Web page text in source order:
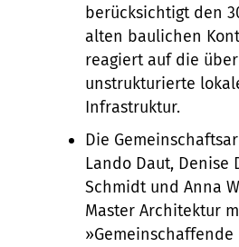
berücksichtigt den
alten baulichen
reagiert auf die
unstrukturierte
Infrastruktur.
Die
Lando Daut, Denise
Schmidt und Anna
Master Architektur
»Gemeinschaffende